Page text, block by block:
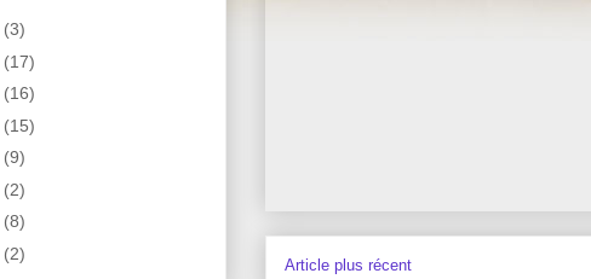
Article plus récent
(3)
(17)
(16)
(15)
(9)
(2)
(8)
(2)